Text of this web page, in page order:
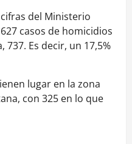
del Ministerio
casos de homicidios
737. Es decir, un 17,5%
lugar en la zona
con 325 en lo que